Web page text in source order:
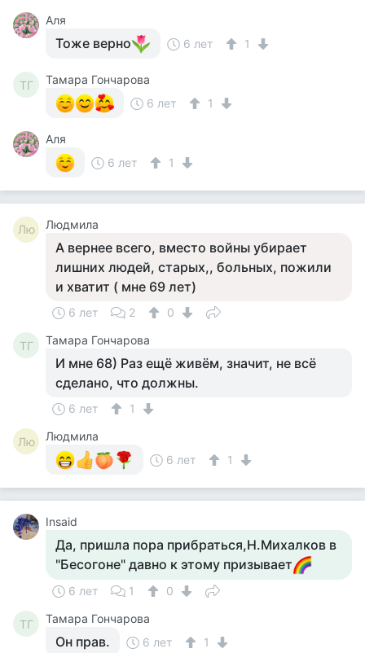
Аля
Тоже верно 6 лет 1
ТГ
Тамара Гончарова
6 лет
1
Аля
6 лет
1
Лю Людмила
А вернее всего, вместо войны убирает
лишних людей, старых,, больных, пожили
и хватит ( мне 69 лет)
6 лет 2 0
ТГ Тамара Гончарова
И мне 68) Раз ещё живём, значит, не всё
сделано, что должны.
6 лет 1
Лю
Людмила
6 лет
1
Insaid
Да, пришла пора прибраться,Н.Михалков в
"Бесогоне" давно к этому призывает
6 лет 1 0
ТГ Тамара Гончарова
Он прав. 6 лет 1